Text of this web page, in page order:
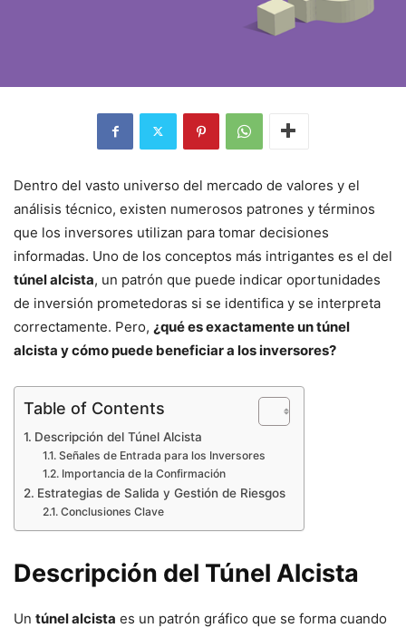
Dentro del vasto universo del mercado de valores y el
análisis técnico, existen numerosos patrones y términos
que los inversores utilizan para tomar decisiones
informadas. Uno de los conceptos más intrigantes es el del
túnel alcista, un patrón que puede indicar oportunidades
de inversión prometedoras si se identifica y se interpreta
correctamente. Pero, ¿qué es exactamente un túnel
alcista y cómo puede beneficiar a los inversores?
Table of Contents
Descripción del Túnel Alcista
Señales de Entrada para los Inversores
Importancia de la Confirmación
Estrategias de Salida y Gestión de Riesgos
Conclusiones Clave
Descripción del Túnel Alcista
Un túnel alcista es un patrón gráfico que se forma cuando